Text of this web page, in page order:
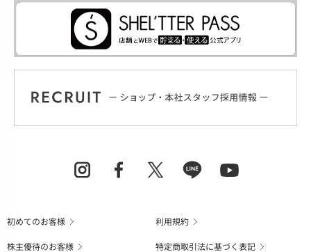
初めてのお客様
利用規約
株主優待のお客様
特定商取引法に基づく表記